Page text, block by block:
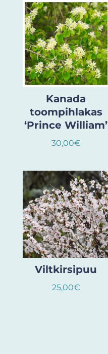
Kanada
toompihlakas
‘Prince William’
30,00€
Viltkirsipuu
25,00€